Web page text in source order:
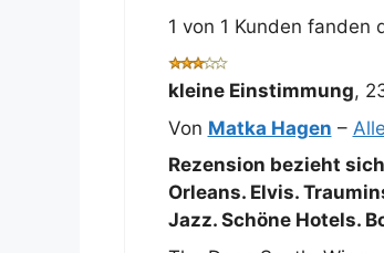
1 von 1 Kunden fanden
kleine Einstimmung,
Von Matka Hagen –
Rezension bezieht
Orleans. Elvis.
Jazz. Schöne Hotels.